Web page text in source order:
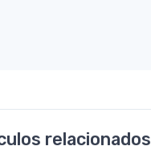
relacionados